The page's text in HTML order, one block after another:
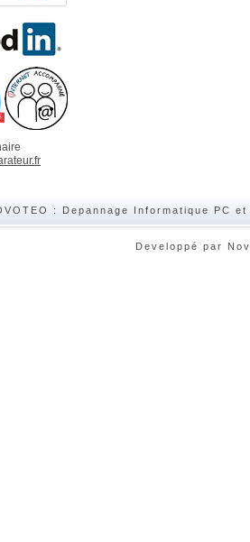
: Depannage Informatique PC
Developpé par